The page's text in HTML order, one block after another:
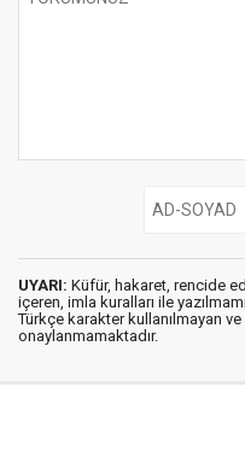
UYARI: Küfür, hakaret, rencide
içeren, imla kuralları ile
Türkçe karakter kullanılmayan
onaylanmamaktadır.